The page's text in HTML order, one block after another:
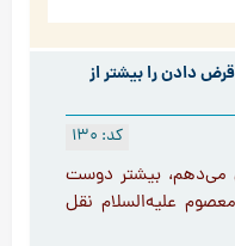
دادن را بیشتر از
کد: 130
می‌دهم، بیشتر دوست
علیه‌السلام نقل